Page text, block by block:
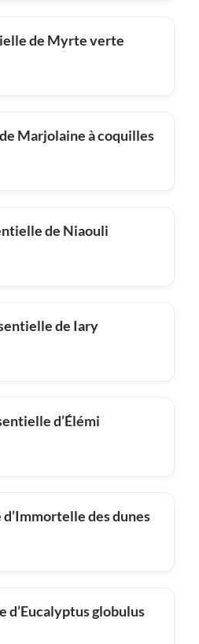
de Myrte verte
Marjolaine à coquilles
de Niaouli
de Iary
d’Élémi
des dunes
d’Eucalyptus globulus